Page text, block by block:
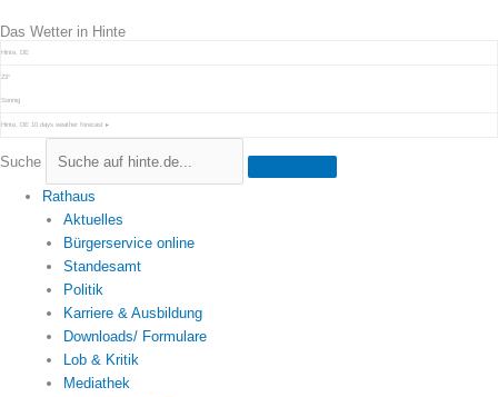
Inhalt
springen
Das Wetter in Hinte
Hinte, DE
23°
Sonnig
Hinte, DE 10 days weather forecast ▸
Suche
Rathaus
Aktuelles
Bürgerservice online
Standesamt
Politik
Karriere & Ausbildung
Downloads/ Formulare
Lob & Kritik
Mediathek